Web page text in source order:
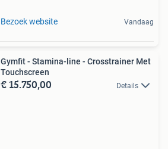
Bezoek website Vandaag
Gymfit - Stamina-line - Crosstrainer Met
Touchscreen
€ 15.750,00 Details